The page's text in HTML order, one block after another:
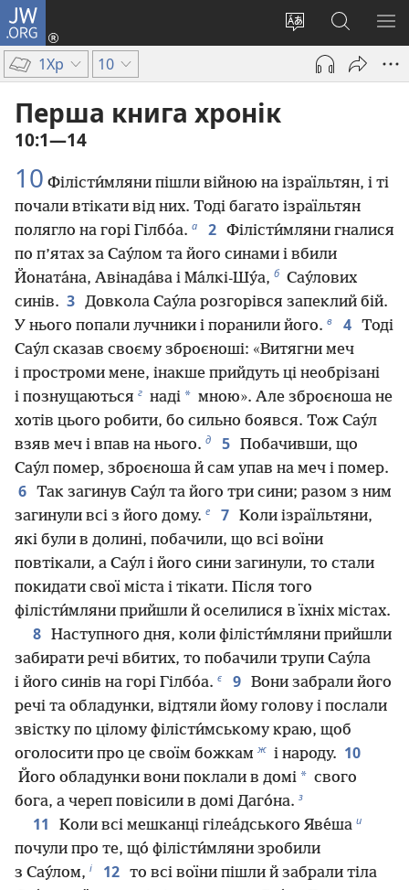
JW.ORG
Змінити
мову
сайту
Увійти
(відкривається
новому
Пошук
на
сайті
1Хр 10
Перша книга хронік
10:1—14
10 Філісти́мляни пішли війною на ізраїльтян, і ті
почали втікати від них. Тоді багато ізраїльтян
полягло на горі Гілбо́а. а 2 Філісти́мляни гналися
по п’ятах за Сау́лом та його синами і вбили
Йоната́на, Авінада́ва і Ма́лкі-Шу́а, б Сау́лових
синів. 3 Довкола Сау́ла розгорівся запеклий бій.
У нього попали лучники і поранили його. в 4 Тоді
Сау́л сказав своєму зброєноші: «Витягни меч
і простроми мене, інакше прийдуть ці необрізані
і познущаються г наді * мною». Але зброєноша не
хотів цього робити, бо сильно боявся. Тож Сау́л
взяв меч і впав на нього. д 5 Побачивши, що
Сау́л помер, зброєноша й сам упав на меч і помер.
6 Так загинув Сау́л та його три сини; разом з ним
загинули всі з його дому. е 7 Коли ізраїльтяни,
які були в долині, побачили, що всі воїни
повтікали, а Сау́л і його сини загинули, то стали
покидати свої міста і тікати. Після того
філісти́мляни прийшли й оселилися в їхніх містах.
8 Наступного дня, коли філісти́мляни прийшли
забирати речі вбитих, то побачили трупи Сау́ла
і його синів на горі Гілбо́а. є 9 Вони забрали його
речі та обладунки, відтяли йому голову і послали
звістку по цілому філісти́мському краю, щоб
оголосити про це своїм божкам ж і народу. 10
Його обладунки вони поклали в домі * свого
бога, а череп повісили в домі Даго́на. з
11 Коли всі мешканці гілеа́дського Яве́ша и
почули про те, що́ філісти́мляни зробили
з Сау́лом, і 12 то всі воїни пішли й забрали тіла